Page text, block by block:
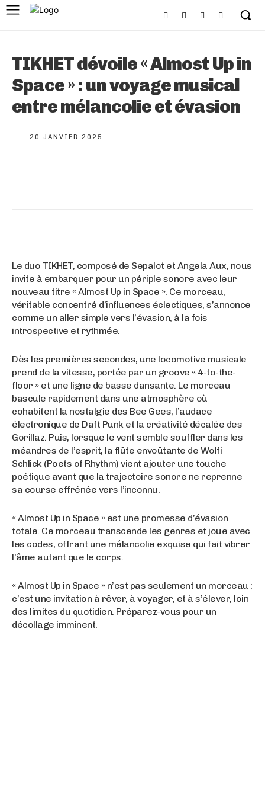
TIKHET dévoile « Almost Up in
Space » : un voyage musical
entre mélancolie et évasion
20 JANVIER 2025
Le duo TIKHET, composé de Sepalot et Angela Aux, nous
invite à embarquer pour un périple sonore avec leur
nouveau titre « Almost Up in Space ». Ce morceau,
véritable concentré d’influences éclectiques, s’annonce
comme un aller simple vers l’évasion, à la fois
introspective et rythmée.
Dès les premières secondes, une locomotive musicale
prend de la vitesse, portée par un groove « 4-to-the-
floor » et une ligne de basse dansante. Le morceau
bascule rapidement dans une atmosphère où
cohabitent la nostalgie des Bee Gees, l’audace
électronique de Daft Punk et la créativité décalée des
Gorillaz. Puis, lorsque le vent semble souffler dans les
méandres de l’esprit, la flûte envoûtante de Wolfi
Schlick (Poets of Rhythm) vient ajouter une touche
poétique avant que la trajectoire sonore ne reprenne
sa course effrénée vers l’inconnu.
« Almost Up in Space » est une promesse d’évasion
totale. Ce morceau transcende les genres et joue avec
les codes, offrant une mélancolie exquise qui fait vibrer
l’âme autant que le corps.
« Almost Up in Space » n’est pas seulement un morceau :
c’est une invitation à rêver, à voyager, et à s’élever, loin
des limites du quotidien. Préparez-vous pour un
décollage imminent.